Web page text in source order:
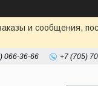
и сообщения,
066-36-66 +7 (705)